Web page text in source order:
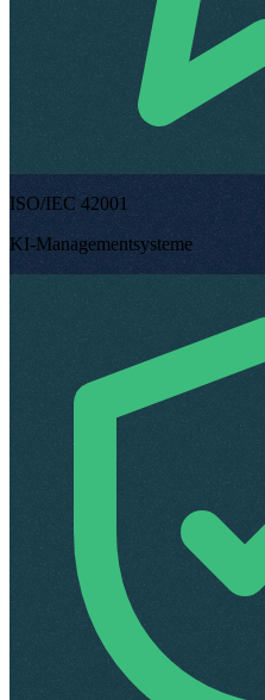
ISO/IEC 42001
KI-Managementsysteme